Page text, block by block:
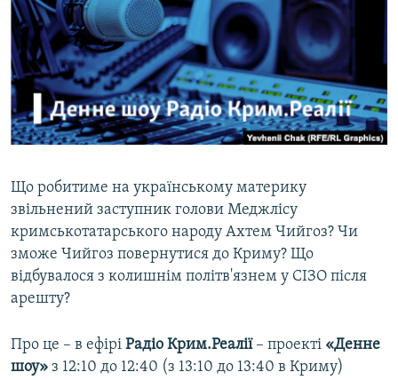
СПЕЦПРОЕКТИ
ДЕПОРТАЦІЯ
ВІДЕОУРОКИ «ELIFBE»
СВІДЧЕННЯ ОКУПАЦІЇ
УКРАЇНСЬКА ПРОБЛЕМА КРИМУ
ЯК ОБІЙТИ БЛОКУВАННЯ
Русский
Qırımtatar
Усі сайти RFE/RL
Що робитиме на українському материку
звільнений заступник голови Меджлісу
кримськотатарського народу Ахтем Чийгоз? Чи
зможе Чийгоз повернутися до Криму? Що
відбувалося з колишнім політв'язнем у СІЗО після
арешту?
Про це – в ефірі Радіо Крим.Реалії – проекті «Денне
шоу» з 12:10 до 12:40 (з 13:10 до 13:40 в Криму)​